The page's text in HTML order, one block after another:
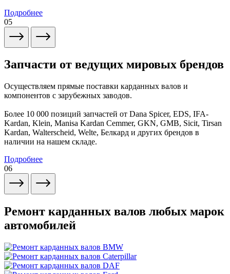
Подробнее
05
Запчасти от ведущих мировых брендов
Осуществляем прямые поставки карданных валов и
компонентов с зарубежных заводов.
Более 10 000 позиций запчастей от Dana Spicer, EDS, IFA-
Kardan, Klein, Manisa Kardan Cemmer, GKN, GMB, Sicit, Tirsan
Kardan, Walterscheid, Welte, Белкард и других брендов в
наличии на нашем складе.
Подробнее
06
Ремонт карданных валов любых марок
автомобилей